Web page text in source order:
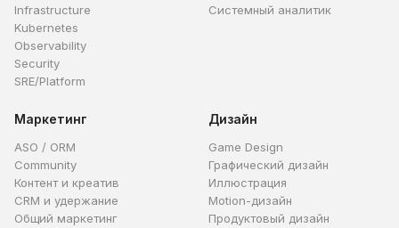
Infrastructure
Kubernetes
Observability
Security
SRE/Platform
Системный аналитик
Маркетинг
ASO / ORM
Community
Контент и креатив
CRM и удержание
Общий маркетинг
Дизайн
Game Design
Графический дизайн
Иллюстрация
Motion-дизайн
Продуктовый дизайн